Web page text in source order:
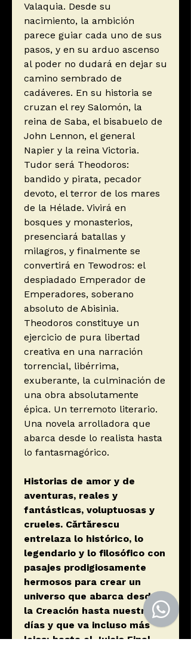
Valaquia. Desde su
nacimiento, la ambición
parece guiar cada uno de sus
pasos, y en su arduo ascenso
al poder no dudará en dejar su
camino sembrado de
cadáveres. En su historia se
cruzan el rey Salomón, la
reina de Saba, el bisabuelo de
John Lennon, el general
Napier y la reina Victoria.
Tudor será Theodoros:
bandido y pirata, pecador
devoto, el terror de los mares
de la Hélade. Vivirá en
bosques y monasterios,
presenciará batallas y
milagros, y finalmente se
convertirá en Tewodros: el
despiadado Emperador de
Emperadores, soberano
absoluto de Abisinia.
Theodoros constituye un
ejercicio de pura libertad
creativa en una narración
torrencial, libérrima,
exuberante, la culminación de
una obra absolutamente
épica. Un terremoto literario.
Una novela arrolladora que
abarca desde lo realista hasta
lo fantasmagórico.
Historias de amor y de
aventuras, reales y
fantásticas, voluptuosas y
crueles. Cărtărescu
entrelaza lo histórico, lo
legendario y lo filosófico con
pasajes prodigiosamente
hermosos para crear un
universo que abarca desde
la Creación hasta nuestros
días y que va incluso más
lejos: hasta el Juicio Final.